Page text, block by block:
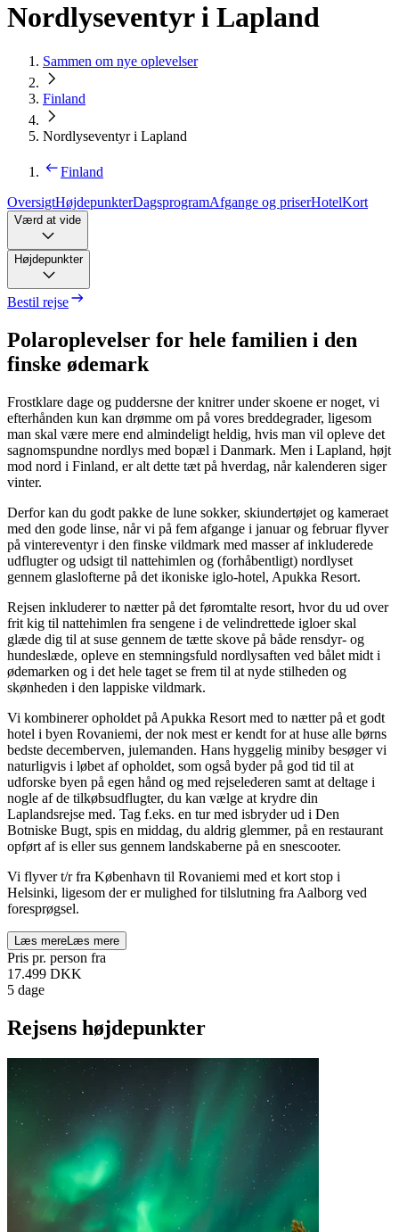
Nordlyseventyr i Lapland
Sammen om nye oplevelser
Finland
Nordlyseventyr i Lapland
Finland
OversigtHøjdepunkterDagsprogramAfgange og priserHotelKort
Værd at vide
Højdepunkter
Bestil rejse
Polaroplevelser for hele familien i den
finske ødemark
Frostklare dage og puddersne der knitrer under skoene er noget, vi
efterhånden kun kan drømme om på vores breddegrader, ligesom
man skal være mere end almindeligt heldig, hvis man vil opleve det
sagnomspundne nordlys med bopæl i Danmark. Men i Lapland, højt
mod nord i Finland, er alt dette tæt på hverdag, når kalenderen siger
vinter.
Derfor kan du godt pakke de lune sokker, skiundertøjet og kameraet
med den gode linse, når vi på fem afgange i januar og februar flyver
på vintereventyr i den finske vildmark med masser af inkluderede
udflugter og udsigt til nattehimlen og (forhåbentligt) nordlyset
gennem glaslofterne på det ikoniske iglo-hotel, Apukka Resort.
Rejsen inkluderer to nætter på det føromtalte resort, hvor du ud over
frit kig til nattehimlen fra sengene i de velindrettede igloer skal
glæde dig til at suse gennem de tætte skove på både rensdyr- og
hundeslæde, opleve en stemningsfuld nordlysaften ved bålet midt i
ødemarken og i det hele taget se frem til at nyde stilheden og
skønheden i den lappiske vildmark.
Vi kombinerer opholdet på Apukka Resort med to nætter på et godt
hotel i byen Rovaniemi, der nok mest er kendt for at huse alle børns
bedste decemberven, julemanden. Hans hyggelig miniby besøger vi
naturligvis i løbet af opholdet, som også byder på god tid til at
udforske byen på egen hånd og med rejselederen samt at deltage i
nogle af de tilkøbsudflugter, du kan vælge at krydre din
Laplandsrejse med. Tag f.eks. en tur med isbryder ud i Den
Botniske Bugt, spis en middag, du aldrig glemmer, på en restaurant
opført af is eller sus gennem landskaberne på en snescooter.
Vi flyver t/r fra København til Rovaniemi med et kort stop i
Helsinki, ligesom der er mulighed for tilslutning fra Aalborg ved
foresprøgsel.
Læs mereLæs mere
Pris pr. person fra
17.499 DKK
5 dage
Rejsens højdepunkter